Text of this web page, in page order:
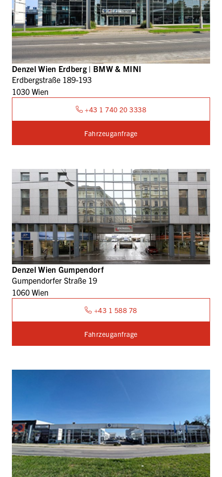
Denzel Wien Erdberg | BMW & MINI
Erdbergstraße 189-193
1030 Wien
+43 1 740 20 3338
Fahrzeuganfrage
Denzel Wien Gumpendorf
Gumpendorfer Straße 19
1060 Wien
+43 1 588 78
Fahrzeuganfrage